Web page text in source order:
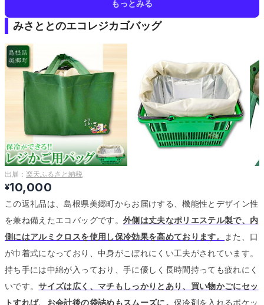
もっとみる
みさととのエコレジカゴバッグ
出展： 楽天ふるさと納税
¥10,000
この返礼品は、島根県美郷町からお届けする、機能性とデザイン性
を兼ね備えたエコバッグです。 外側は丈夫なポリエステル製で、内
側にはアルミクロスを使用し保冷効果を高めております。
また、口
が巾着式になっており、中身がこぼれにくい工夫がされています。
持ち手には中綿が入っており、手に優しく長時間持っても疲れにく
いです。サイズは広く、マチもしっかりとあり、買い物かごにセッ
トすれば、お会計後の袋詰めもスムーズに。 保冷剤を入れるポケッ